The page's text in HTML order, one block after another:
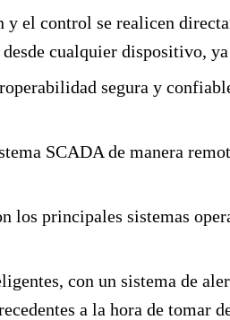
el control se realicen
cualquier dispositivo,
segura y
SCADA de manera
los principales sistemas
con un sistema de
a la hora de tomar